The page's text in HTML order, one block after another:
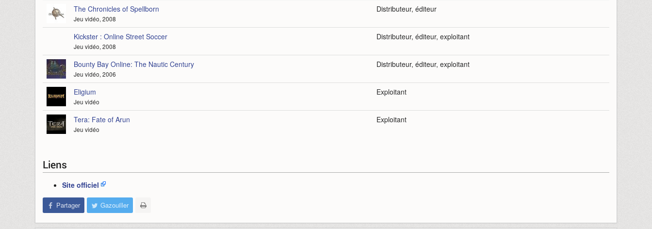
The Chronicles of Spellborn
Jeu vidéo, 2008
Distributeur, éditeur
Kickster : Online Street Soccer
Jeu vidéo, 2008
Distributeur, éditeur, exploitant
Bounty Bay Online: The Nautic Century
Jeu vidéo, 2006
Distributeur, éditeur, exploitant
Eligium
Jeu vidéo
Exploitant
Tera: Fate of Arun
Jeu vidéo
Exploitant
Liens
Site officiel
Partager Gazouiller